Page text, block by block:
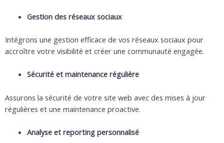
Gestion des réseaux sociaux
Intégrons une gestion efficace de vos réseaux sociaux pour
accroître votre visibilité et créer une communauté engagée.
Sécurité et maintenance régulière
Assurons la sécurité de votre site web avec des mises à jour
régulières et une maintenance proactive.
Analyse et reporting personnalisé